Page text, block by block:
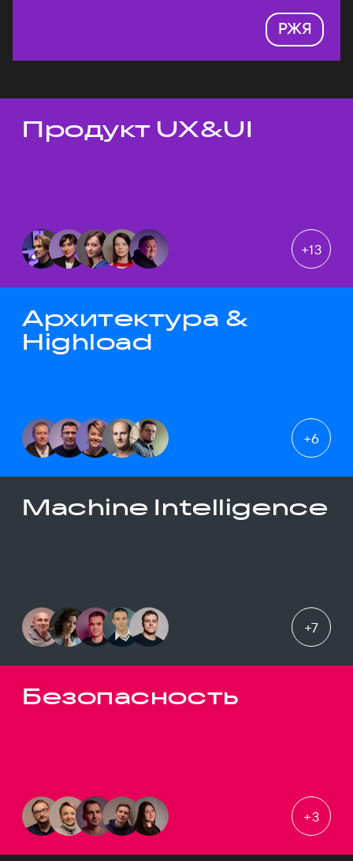
РЖЯ
Темы докладов
Продукт UX&UI
+13
Архитектура &
Highload
+6
Machine Intelligence
+7
Безопасность
+3